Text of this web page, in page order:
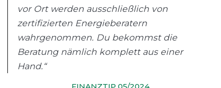
vor Ort werden ausschließlich von
zertifizierten Energieberatern
wahrgenommen. Du bekommst die
Beratung nämlich komplett aus einer
Hand.“